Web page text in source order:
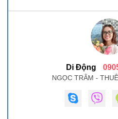
Di Động
NGỌC TRÂM -